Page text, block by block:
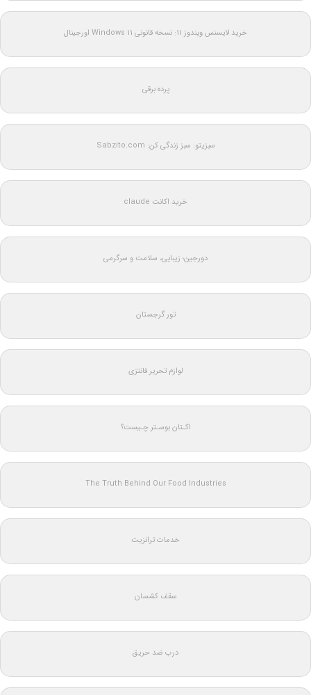
خرید لایسنس ویندوز 11: نسخه قانونی Windows 11 اورجینال
پرده برقی
سبزیتو: سبز زندگی کن: Sabzito.com
خرید اکانت claude
دورجین؛ زیبایی، سلامت و سرگرمی
تور گرجستان
لوازم تحریر فانتزی
اکـتان بوسـتر چـیست؟
The Truth Behind Our Food Industries
خدمات ترانزیت
سقف کشسان
درب ضد حریق